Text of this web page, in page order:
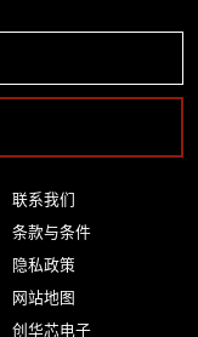
联系我们
条款与条件
隐私政策
网站地图
创华芯电子